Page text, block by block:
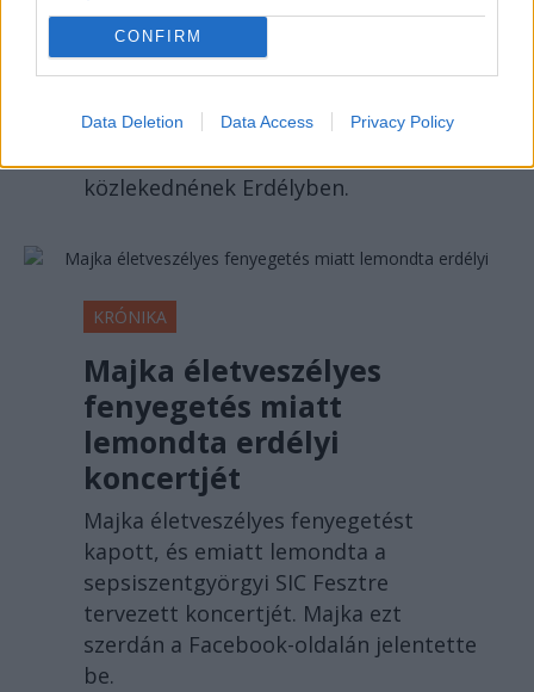
CONFIRM
Data Deletion Data Access Privacy Policy
sepsiszentgyörgyi koncertje. Az előadó
közösségi oldalán azt írta,
szállnának meg, kik biztosítanák a
közlekednének Erdélyben.
KRÓNIKA
Majka életveszélyes
fenyegetés miatt
lemondta erdélyi
koncertjét
Majka életveszélyes fenyegetést
kapott, és emiatt lemondta a
sepsiszentgyörgyi SIC Fesztre
tervezett koncertjét. Majka ezt
szerdán a Facebook-oldalán jelentette
be.